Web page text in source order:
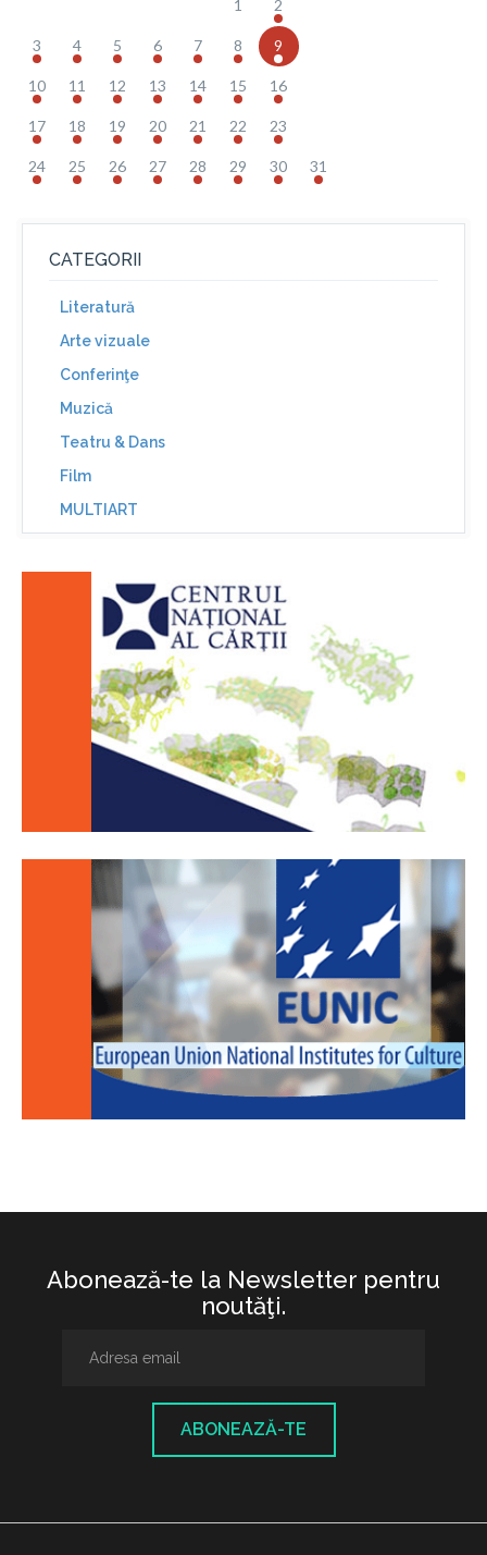
1 2
3 4 5 6 7 8 9
10 11 12 13 14 15 16
17 18 19 20 21 22 23
24 25 26 27 28 29 30 31
CATEGORII
Literatură
Arte vizuale
Conferinţe
Muzică
Teatru & Dans
Film
MULTIART
Abonează-te la Newsletter pentru
noutăţi.
ABONEAZĂ-TE